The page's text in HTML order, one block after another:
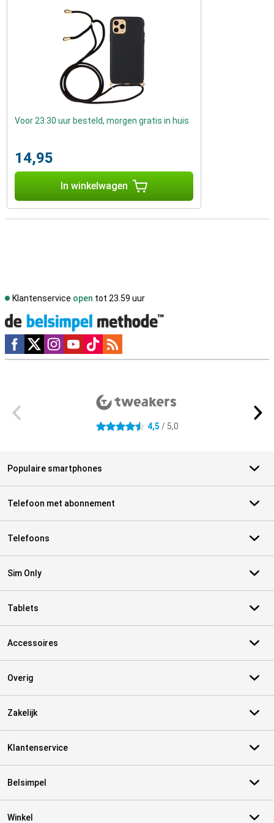
Voor 23:30 uur besteld, morgen gratis in huis
14,95
In winkelwagen
Klantenservice open tot 23.59 uur
Social media
4.5 sterren 4,5 / 5,0
Populaire smartphones
Telefoon met abonnement
Telefoons
Sim Only
Tablets
Accessoires
Overig
Zakelijk
Klantenservice
Belsimpel
Winkel